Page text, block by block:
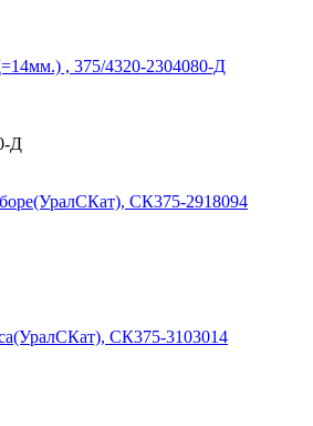
, 375/4320-2304080-Д
Д
СК375-2918094
СК375-3103014